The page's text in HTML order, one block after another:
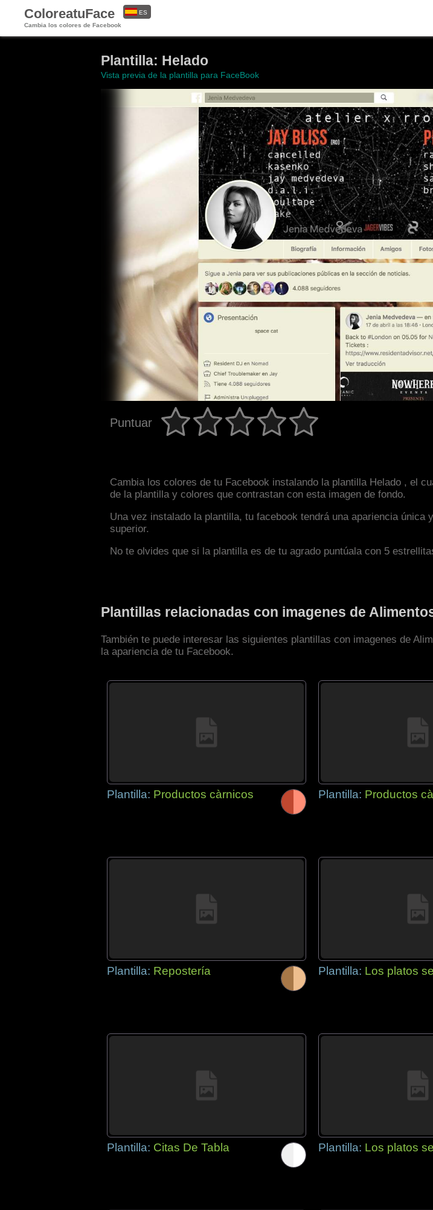
ColoreatuFace
Cambia los colores de Facebook
ES
Plantilla: Helado
Vista previa de la plantilla para FaceBook
Puntuar
Cambia los colores de tu Facebook instalando la plantilla Helado , el
de la plantilla y colores que contrastan con esta imagen de fondo.
Una vez instalado la plantilla, tu facebook tendrá una apariencia
superior.
No te olvides que si la plantilla es de tu agrado puntúala con 5
Plantillas relacionadas con imagenes de
También te puede interesar las siguientes plantillas con imagenes de
la apariencia de tu Facebook.
Plantilla: Productos càrnicos Plantilla: Productos
Plantilla: Repostería Plantilla: Los platos
Plantilla: Citas De Tabla Plantilla: Los platos